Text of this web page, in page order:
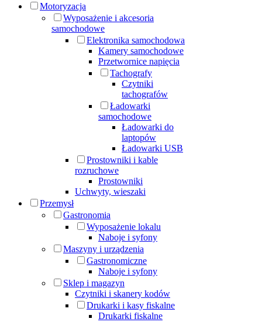
Motoryzacja
Wyposażenie i akcesoria
samochodowe
Elektronika samochodowa
Kamery samochodowe
Przetwornice napięcia
Tachografy
Czytniki
tachografów
Ładowarki
samochodowe
Ładowarki do
laptopów
Ładowarki USB
Prostowniki i kable
rozruchowe
Prostowniki
Uchwyty, wieszaki
Przemysł
Gastronomia
Wyposażenie lokalu
Naboje i syfony
Maszyny i urządzenia
Gastronomiczne
Naboje i syfony
Sklep i magazyn
Czytniki i skanery kodów
Drukarki i kasy fiskalne
Drukarki fiskalne